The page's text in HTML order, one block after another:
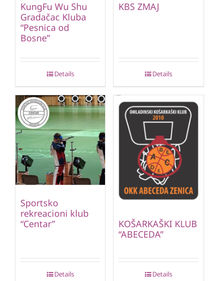
KungFu Wu Shu
Gradačac Kluba
“Pesnica od
Bosne”
Details
KBS ZMAJ
Details
Sportsko
rekreacioni klub
“Centar”
Details
KOŠARKAŠKI KLUB
“ABECEDA”
Details